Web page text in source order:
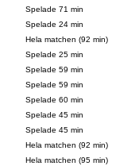
Spelade 71 min
Spelade 24 min
Hela matchen (92 min)
Spelade 25 min
Spelade 59 min
Spelade 59 min
Spelade 60 min
Spelade 45 min
Spelade 45 min
Hela matchen (92 min)
Hela matchen (95 min)